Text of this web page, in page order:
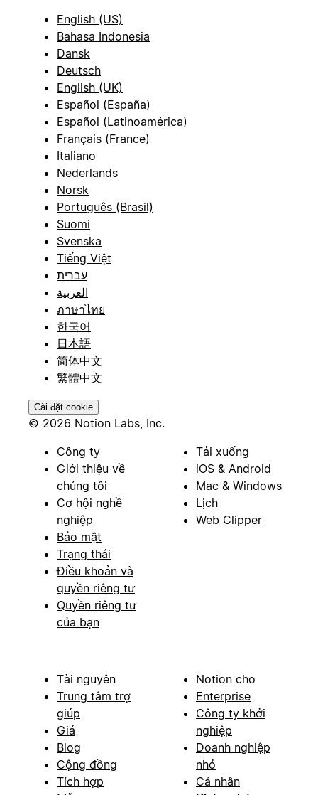
English (US)
Bahasa Indonesia
Dansk
Deutsch
English (UK)
Español (España)
Español (Latinoamérica)
Français (France)
Italiano
Nederlands
Norsk
Português (Brasil)
Suomi
Svenska
Tiếng Việt
עברית
العربية
ภาษาไทย
한국어
日本語
简体中文
繁體中文
Cài đặt cookie
© 2026 Notion Labs, Inc.
Công ty
Giới thiệu về
chúng tôi
Cơ hội nghề
nghiệp
Bảo mật
Trạng thái
Điều khoản và
quyền riêng tư
Quyền riêng tư
của bạn
Tải xuống
iOS & Android
Mac & Windows
Lịch
Web Clipper
Tài nguyên
Trung tâm trợ
giúp
Giá
Blog
Cộng đồng
Tích hợp
Notion cho
Enterprise
Công ty khởi
nghiệp
Doanh nghiệp
nhỏ
Cá nhân